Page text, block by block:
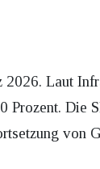
Laut
Prozent. Die
von